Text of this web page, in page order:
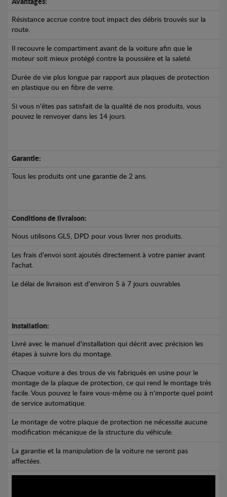
Avantages:
Résistance accrue contre tout impact des débris trouvés sur la
route.
Il recouvre le compartiment avant de la voiture afin que le
moteur soit mieux protégé contre la poussière et la saleté.
Durée de vie plus longue par rapport aux plaques de protection
en plastique ou en fibre de verre.
Si vous n'êtes pas satisfait de la qualité de nos produits, vous
pouvez le renvoyer dans les 14 jours.
Garantie:
Tous les produits ont une garantie de 2 ans.
Conditions de livraison:
Nous utilisons GLS, DPD pour vous livrer nos produits.
Les frais d'envoi sont ajoutés directement à votre panier avant
l'achat.
Le délai de livraison est d'environ 5 à 7 jours ouvrables
Installation:
Livré avec le manuel d'installation qui décrit avec précision les
étapes à suivre lors du montage.
Chaque voiture a des trous de vis fabriqués en usine pour le
montage de la plaque de protection, ce qui rend le montage très
facile. Vous pouvez le faire vous-même ou à n'importe quel point
de service automatique.
Le montage de votre plaque de protection ne nécessite aucune
modification mécanique de la structure du véhicule.
La garantie et la manipulation de la voiture ne seront pas
affectées.